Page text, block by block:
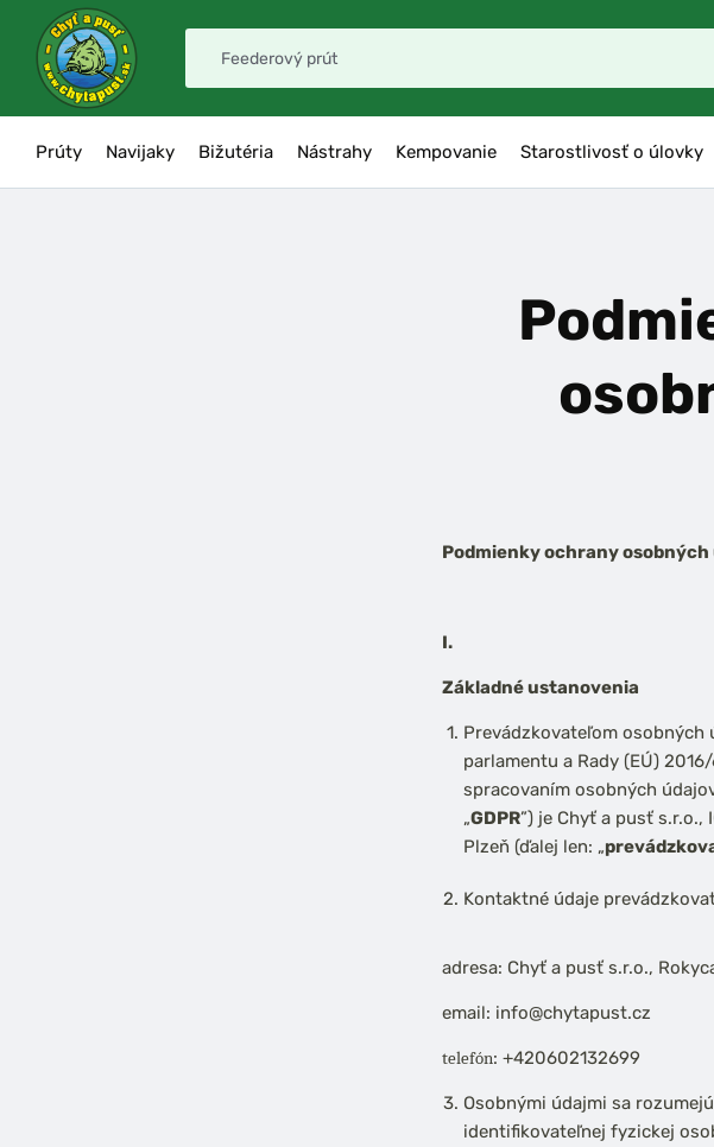
Prúty Navijaky Bižutéria Nástrahy Kempovanie Starostlivosť o úlovky
Podmienky ochrany osobných
I.
Základné ustanovenia
Prevádzkovateľom osobných
parlamentu a Rady (EÚ)
spracovaním osobných
„GDPR”) je Chyť a pusť s.r.o.,
Plzeň (ďalej len: „
Kontaktné údaje
adresa: Chyť a pusť s.r.o.,
email: info@chytapust.cz
telefón: +420602132699
Osobnými údajmi sa
identifikovateľnej fyzickej